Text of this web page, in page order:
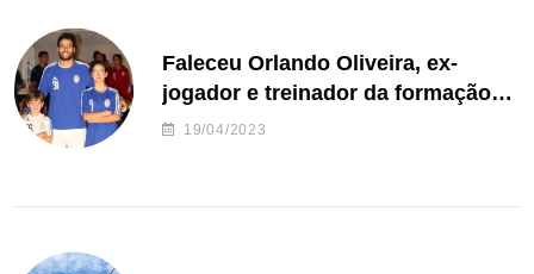
Faleceu Orlando Oliveira, ex-
jogador e treinador da formação
de andebol do Feirense
19/04/2023